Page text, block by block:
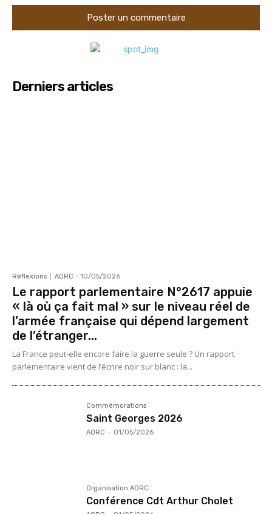
Derniers articles
Réflexions AORC - 10/05/2026
Le rapport parlementaire N°2617 appuie
« là où ça fait mal » sur le niveau réel de
l’armée française qui dépend largement
de l’étranger...
La France peut-elle encore faire la guerre seule ? Un rapport
parlementaire vient de l’écrire noir sur blanc : la...
Commémorations
Saint Georges 2026
AORC - 01/05/2026
Organisation AORC
Conférence Cdt Arthur Cholet